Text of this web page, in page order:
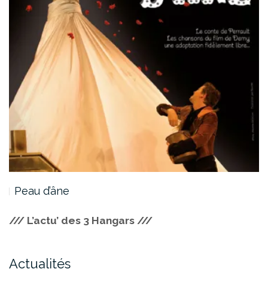
Peau d’âne
/// L’actu’ des 3 Hangars ///
Actualités